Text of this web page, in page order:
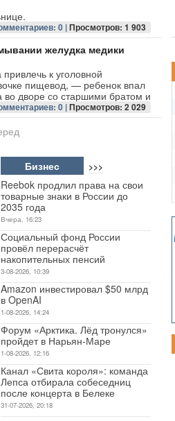
0 |Просмотров: 1 903
желудка медики
к уголовной
пищевод, — ребенок впал
во дворе со старшими братом и
0 |Просмотров: 2 029
Бизнес >>>
Reebok продлил права на свои
товарные знаки в России до
2035 года
Вчера, 16:23
Социальный фонд России
провёл перерасчёт
накопительных пенсий
3-08-2026, 10:39
Amazon инвестировал $50 млрд
в OpenAI
1-08-2026, 14:24
Форум «Арктика. Лёд тронулся»
пройдет в Нарьян-Маре
1-08-2026, 12:16
Канал «Свита короля»: команда
Лепса отбирала собеседниц
после концерта в Белеке
31-07-2026, 20:18